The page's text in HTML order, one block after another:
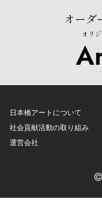
オーダ
オリ
日本橋アートについて
社会貢献活動の取り組み
運営会社